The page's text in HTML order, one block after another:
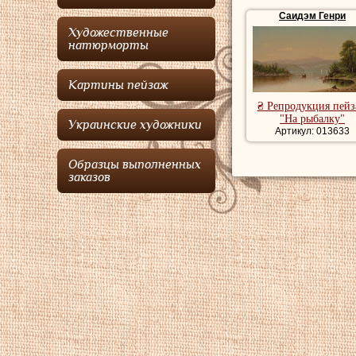
Художественные
натюрморты
Картины пейзаж
Украинские художники
Образцы выполненных
заказов
Саидэм Генри
₴ Репродукция
"На рыбалку"
Артикул: 013633